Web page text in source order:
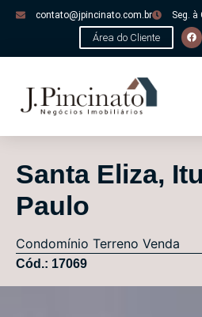
contato@jpincinato.com.br Seg. à
Área do Cliente
Santa Eliza,
Paulo
Condomínio Terreno Venda
Cód.: 17069